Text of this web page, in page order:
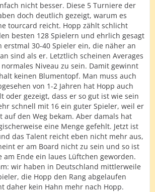
nicht besser. Diese 5 Turniere der
doch deutlich gezeigt, warum es
tourcard reicht. Hopp zählt schlicht
besten 128 Spielern und ehrlich gesagt
30-40 Spieler ein, die näher an
sind als er. Letztlich scheinen Averages
Niveau zu sein. Damit gewinnt
keinen Blumentopf. Man muss auch
von 1-2 Jahren hat Hopp auch
oder gezeigt, dass er so gut ist wie sein
schnell mit 16 ein guter Spieler, weil er
auf den Weg bekam. Aber damals hat
eine Menge gefehlt. Jetzt ist
das Talent reicht eben nicht mehr aus,
er am Board nicht zu sein und so ist
am Ende ein laues Lüftchen geworden.
wir haben in Deutschland mittlerweile
die Hopp den Rang abgelaufen
daher kein Hahn mehr nach Hopp.